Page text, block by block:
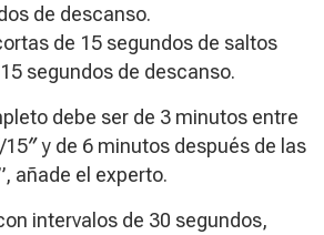
de descanso.
de 15 segundos de saltos
segundos de descanso.
debe ser de 3 minutos entre
y de 6 minutos después de las
añade el experto.
intervalos de 30 segundos,